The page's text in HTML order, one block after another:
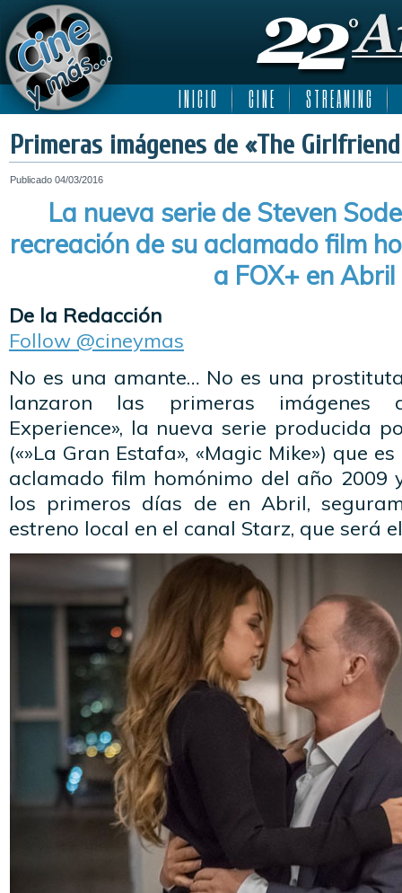
I N I C I O C I N E S T R E A M I N G
Primeras imágenes de «The
Publicado 04/03/2016
La nueva serie de Steven
recreación de su aclamado film
a FOX+ en Abril
De la Redacción
Follow @cineymas
No es una amante… No es una
lanzaron las primeras imágenes
Experience», la nueva serie producida
(«»La Gran Estafa», «Magic Mike») que
aclamado film homónimo del año 2009
los primeros días de en Abril,
estreno local en el canal Starz, que será